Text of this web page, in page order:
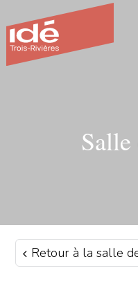
Salle
Retour à la salle